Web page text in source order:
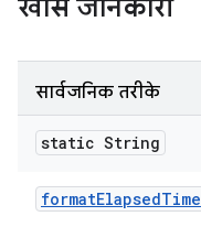
खास जानकारी
सार्वजनिक तरीके
static String
formatElapsedTime